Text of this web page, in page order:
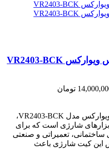
تومان
کیت شارژی براشلس سه عددی ویوارکس مدل VR2403-BCK،
شارژی است که برای
تعمیراتی و صنعتی
این کیت شارژی باعث